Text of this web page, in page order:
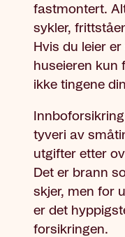
fastmontert.
sykler,
Hvis du leier
huseieren kun
ikke tingene
tyveri av
utgifter etter
Det er brann
skjer, men for
er det
forsikringen.